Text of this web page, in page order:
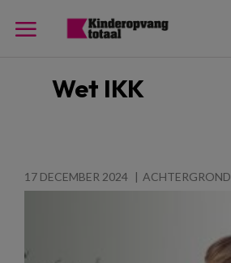
Wet IKK
17 DECEMBER 2024 ACHTERGROND